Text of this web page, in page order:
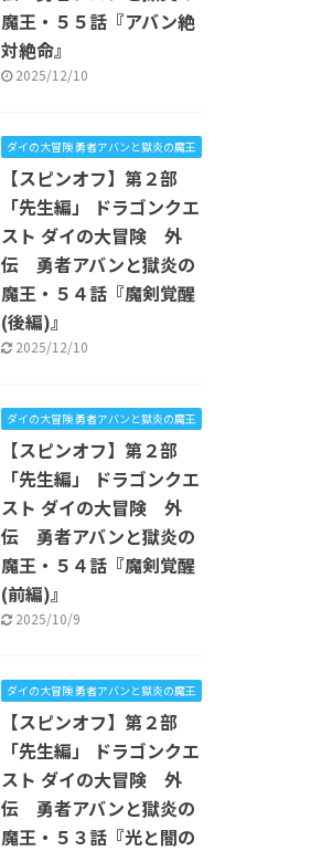
魔王・５５話『アバン絶
対絶命』
2025/12/10
ダイの大冒険 勇者アバンと獄炎の魔王
【スピンオフ】第２部
「先生編」 ドラゴンクエ
スト ダイの大冒険 外
伝 勇者アバンと獄炎の
魔王・５４話『魔剣覚醒
(後編)』
2025/12/10
ダイの大冒険 勇者アバンと獄炎の魔王
【スピンオフ】第２部
「先生編」 ドラゴンクエ
スト ダイの大冒険 外
伝 勇者アバンと獄炎の
魔王・５４話『魔剣覚醒
(前編)』
2025/10/9
ダイの大冒険 勇者アバンと獄炎の魔王
【スピンオフ】第２部
「先生編」 ドラゴンクエ
スト ダイの大冒険 外
伝 勇者アバンと獄炎の
魔王・５３話『光と闇の